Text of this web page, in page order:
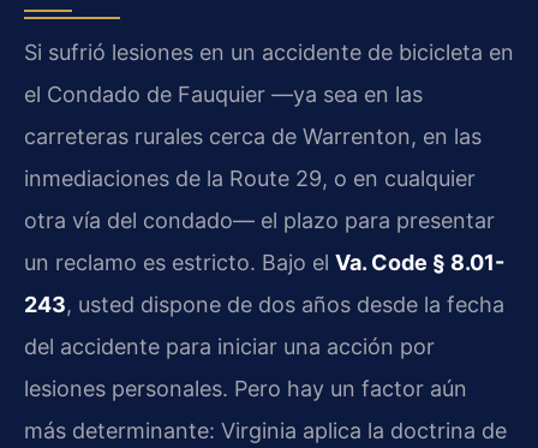
Si sufrió lesiones en un accidente de bicicleta en
el Condado de Fauquier —ya sea en las
carreteras rurales cerca de Warrenton, en las
inmediaciones de la Route 29, o en cualquier
otra vía del condado— el plazo para presentar
un reclamo es estricto. Bajo el Va. Code § 8.01-
243, usted dispone de dos años desde la fecha
del accidente para iniciar una acción por
lesiones personales. Pero hay un factor aún
más determinante: Virginia aplica la doctrina de